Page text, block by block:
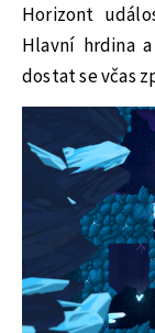
Horizont
Hlavní hrdina
dostat se včas